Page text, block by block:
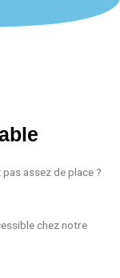
pas assez de place ?
chez notre